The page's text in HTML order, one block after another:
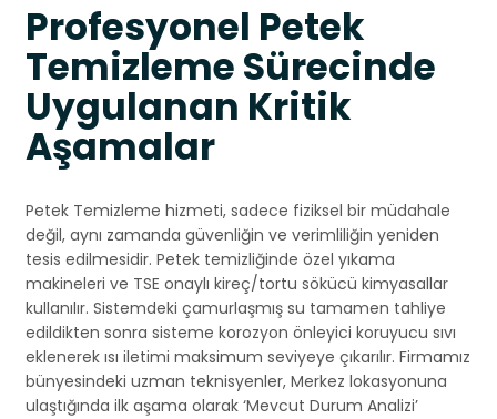
Profesyonel Petek
Temizleme Sürecinde
Uygulanan Kritik
Aşamalar
Petek Temizleme hizmeti, sadece fiziksel bir müdahale
değil, aynı zamanda güvenliğin ve verimliliğin yeniden
tesis edilmesidir. Petek temizliğinde özel yıkama
makineleri ve TSE onaylı kireç/tortu sökücü kimyasallar
kullanılır. Sistemdeki çamurlaşmış su tamamen tahliye
edildikten sonra sisteme korozyon önleyici koruyucu sıvı
eklenerek ısı iletimi maksimum seviyeye çıkarılır. Firmamız
bünyesindeki uzman teknisyenler, Merkez lokasyonuna
ulaştığında ilk aşama olarak ‘Mevcut Durum Analizi’